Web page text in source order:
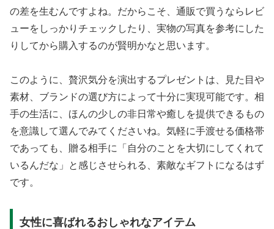
の差を生むんですよね。だからこそ、通販で買うならレビ
ューをしっかりチェックしたり、実物の写真を参考にした
りしてから購入するのが賢明かなと思います。
このように、贅沢気分を演出するプレゼントは、見た目や
素材、ブランドの選び方によって十分に実現可能です。相
手の生活に、ほんの少しの非日常や癒しを提供できるもの
を意識して選んでみてくださいね。気軽に手渡せる価格帯
であっても、贈る相手に「自分のことを大切にしてくれて
いるんだな」と感じさせられる、素敵なギフトになるはず
です。
女性に喜ばれるおしゃれなアイテム